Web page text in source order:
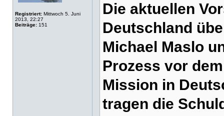
Registriert: Mittwoch 5. Juni
2013, 22:27
Beiträge: 151
Die aktuellen
Deutschland
Michael Maslo
Prozess vor
Mission in
tragen die